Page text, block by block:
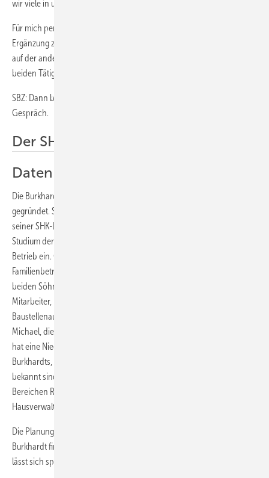
wir viele in unserem Portfolio haben, auch einen gewissen Respekt.
Für mich persönlich ist die Gutachtertätigkeit eine Abwechslung und
Ergänzung zur Tätigkeit im Handwerksbetrieb. Allerdings möchte ich
auf der anderen Seite auch nicht ständig als Gutachter arbeiten. Die
beiden Tätigkeiten ergänzen sich sehr schön.
SBZ: Dann bedanken wir uns jetzt herzlich für dieses interessante
Gespräch.
Der SHK-Betrieb
Daten und Fakten
Die Burkhardt GmbH wurde im Jahr 1999 von Rainer Burkhardt
gegründet. Sohn Michael, unser Interviewpartner, stieg 2006 nach
seiner SHK-Lehre bei der Firma Alban Bosch in Stuttgart und seinem
Studium der Versorgungstechnik an der Hochschule Esslingen in den
Betrieb ein. Geführt wird das Unternehmen heute als reiner
Familienbetrieb von Rainer Burkhardt, seiner Frau Evi und seinen
beiden Söhnen Michael und Herbert. Angestellt sind derzeit 20
Mitarbeiter, leitende Meister gibt es jedoch keine. Die
Baustellenaufsicht teilen sich Rainer Burkhardt und sein Sohn
Michael, die auf eine hohe Präsenz beim Kunden Wert legen. Die Firma
hat eine Niederlassung in Leinfelden-Echterdingen, dem Wohnort der
Burkhardts, da sie dort aufgrund einer aktiven Vereinsarbeit sehr
bekannt sind. Der Handwerksbetrieb arbeitet überwiegend in den
Bereichen Renovierung und Kundendienst bei Privatpersonen und
Hausverwaltungen.
Die Planung und Projektierung erfolgt im eigenen Haus. Michael
Burkhardt findet es wichtig, dass alles aus einem Guss ist, denn so
lässt sich später die praktische Ausführung viel besser steuern.